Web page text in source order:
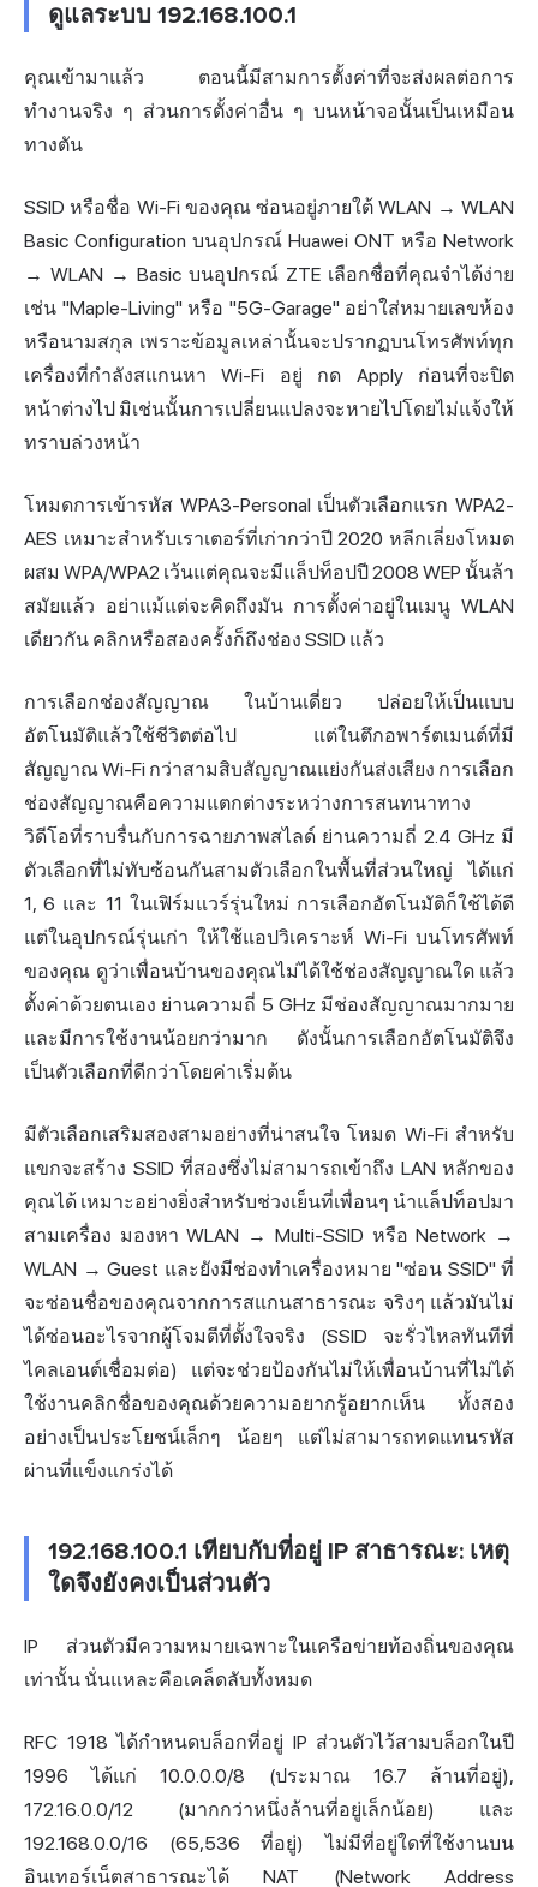
ดูแลระบบ 192.168.100.1
คุณเข้ามาแล้ว ตอนนี้มีสามการตั้งค่าที่จะส่งผลต่อการ
ทำงานจริง ๆ ส่วนการตั้งค่าอื่น ๆ บนหน้าจอนั้นเป็นเหมือน
ทางตัน
SSID หรือชื่อ Wi-Fi ของคุณ ซ่อนอยู่ภายใต้ WLAN → WLAN
Basic Configuration บนอุปกรณ์ Huawei ONT หรือ Network
→ WLAN → Basic บนอุปกรณ์ ZTE เลือกชื่อที่คุณจำได้ง่าย
เช่น "Maple-Living" หรือ "5G-Garage" อย่าใส่หมายเลขห้อง
หรือนามสกุล เพราะข้อมูลเหล่านั้นจะปรากฏบนโทรศัพท์ทุก
เครื่องที่กำลังสแกนหา Wi-Fi อยู่ กด Apply ก่อนที่จะปิด
หน้าต่างไป มิเช่นนั้นการเปลี่ยนแปลงจะหายไปโดยไม่แจ้งให้
ทราบล่วงหน้า
โหมดการเข้ารหัส WPA3-Personal เป็นตัวเลือกแรก WPA2-
AES เหมาะสำหรับเราเตอร์ที่เก่ากว่าปี 2020 หลีกเลี่ยงโหมด
ผสม WPA/WPA2 เว้นแต่คุณจะมีแล็ปท็อปปี 2008 WEP นั้นล้า
สมัยแล้ว อย่าแม้แต่จะคิดถึงมัน การตั้งค่าอยู่ในเมนู WLAN
เดียวกัน คลิกหรือสองครั้งก็ถึงช่อง SSID แล้ว
การเลือกช่องสัญญาณ ในบ้านเดี่ยว ปล่อยให้เป็นแบบ
อัตโนมัติแล้วใช้ชีวิตต่อไป แต่ในตึกอพาร์ตเมนต์ที่มี
สัญญาณ Wi-Fi กว่าสามสิบสัญญาณแย่งกันส่งเสียง การเลือก
ช่องสัญญาณคือความแตกต่างระหว่างการสนทนาทาง
วิดีโอที่ราบรื่นกับการฉายภาพสไลด์ ย่านความถี่ 2.4 GHz มี
ตัวเลือกที่ไม่ทับซ้อนกันสามตัวเลือกในพื้นที่ส่วนใหญ่ ได้แก่
1, 6 และ 11 ในเฟิร์มแวร์รุ่นใหม่ การเลือกอัตโนมัติก็ใช้ได้ดี
แต่ในอุปกรณ์รุ่นเก่า ให้ใช้แอปวิเคราะห์ Wi-Fi บนโทรศัพท์
ของคุณ ดูว่าเพื่อนบ้านของคุณไม่ได้ใช้ช่องสัญญาณใด แล้ว
ตั้งค่าด้วยตนเอง ย่านความถี่ 5 GHz มีช่องสัญญาณมากมาย
และมีการใช้งานน้อยกว่ามาก ดังนั้นการเลือกอัตโนมัติจึง
เป็นตัวเลือกที่ดีกว่าโดยค่าเริ่มต้น
มีตัวเลือกเสริมสองสามอย่างที่น่าสนใจ โหมด Wi-Fi สำหรับ
แขกจะสร้าง SSID ที่สองซึ่งไม่สามารถเข้าถึง LAN หลักของ
คุณได้ เหมาะอย่างยิ่งสำหรับช่วงเย็นที่เพื่อนๆ นำแล็ปท็อปมา
สามเครื่อง มองหา WLAN → Multi-SSID หรือ Network →
WLAN → Guest และยังมีช่องทำเครื่องหมาย "ซ่อน SSID" ที่
จะซ่อนชื่อของคุณจากการสแกนสาธารณะ จริงๆ แล้วมันไม่
ได้ซ่อนอะไรจากผู้โจมตีที่ตั้งใจจริง (SSID จะรั่วไหลทันทีที่
ไคลเอนต์เชื่อมต่อ) แต่จะช่วยป้องกันไม่ให้เพื่อนบ้านที่ไม่ได้
ใช้งานคลิกชื่อของคุณด้วยความอยากรู้อยากเห็น ทั้งสอง
อย่างเป็นประโยชน์เล็กๆ น้อยๆ แต่ไม่สามารถทดแทนรหัส
ผ่านที่แข็งแกร่งได้
192.168.100.1 เทียบกับที่อยู่ IP สาธารณะ: เหตุ
ใดจึงยังคงเป็นส่วนตัว
IP ส่วนตัวมีความหมายเฉพาะในเครือข่ายท้องถิ่นของคุณ
เท่านั้น นั่นแหละคือเคล็ดลับทั้งหมด
RFC 1918 ได้กำหนดบล็อกที่อยู่ IP ส่วนตัวไว้สามบล็อกในปี
1996 ได้แก่ 10.0.0.0/8 (ประมาณ 16.7 ล้านที่อยู่),
172.16.0.0/12 (มากกว่าหนึ่งล้านที่อยู่เล็กน้อย) และ
192.168.0.0/16 (65,536 ที่อยู่) ไม่มีที่อยู่ใดที่ใช้งานบน
อินเทอร์เน็ตสาธารณะได้ NAT (Network Address